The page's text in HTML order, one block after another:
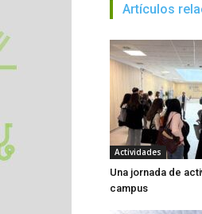
Artículos
Actividades
Una jornada de
campus